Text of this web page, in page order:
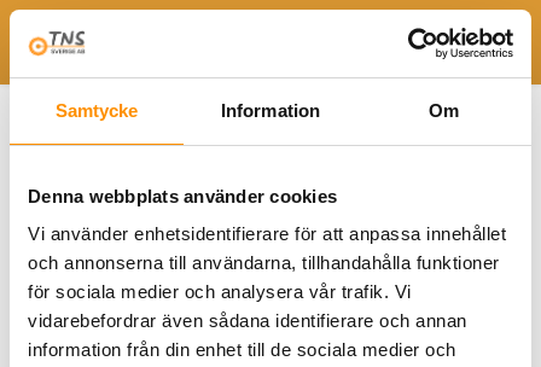
Samtycke Information Om
Denna webbplats använder cookies
Vi använder enhetsidentifierare för att anpassa innehållet
och annonserna till användarna, tillhandahålla funktioner
för sociala medier och analysera vår trafik. Vi
vidarebefordrar även sådana identifierare och annan
information från din enhet till de sociala medier och
TNS NEWS TNS NEWS 2018-1
TNS NEWS 2018-1